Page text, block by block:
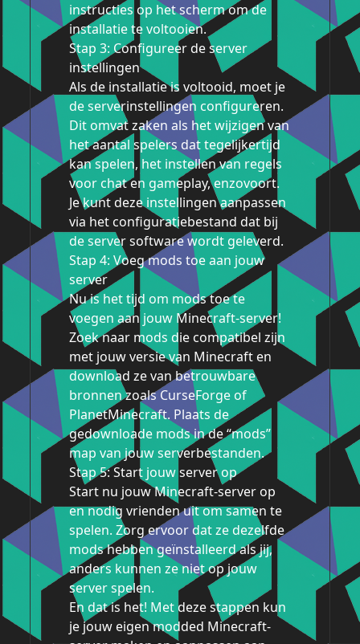
instructies op het scherm om de
installatie te voltooien.
Stap 3: Configureer de server
instellingen
Als de installatie is voltooid, moet je
de serverinstellingen configureren.
Dit omvat zaken als het wijzigen van
het aantal spelers dat tegelijkertijd
kan spelen, het instellen van regels
voor chat en gameplay, enzovoort.
Je kunt deze instellingen aanpassen
via het configuratiebestand dat bij
de server software wordt geleverd.
Stap 4: Voeg mods toe aan jouw
server
Nu is het tijd om mods toe te
voegen aan jouw Minecraft-server!
Zoek naar mods die compatibel zijn
met jouw versie van Minecraft en
download ze van betrouwbare
bronnen zoals CurseForge of
PlanetMinecraft. Plaats de
gedownloade mods in de “mods”
map van jouw serverbestanden.
Stap 5: Start jouw server op
Start nu jouw Minecraft-server op
en nodig vrienden uit om samen te
spelen. Zorg ervoor dat ze dezelfde
mods hebben geïnstalleerd als jij,
anders kunnen ze niet op jouw
server spelen.
En dat is het! Met deze stappen kun
je jouw eigen modded Minecraft-